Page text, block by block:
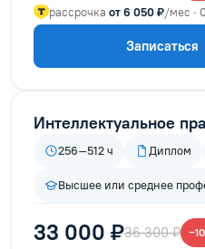
рассрочка от 6 050 ₽/мес ·
Записаться
Интеллектуальное
256–512 ч Диплом
Высшее или среднее
33 000 ₽36 300 ₽